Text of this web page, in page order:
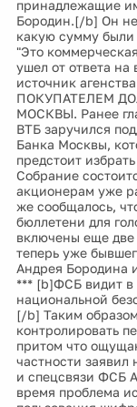
принадлежащие
Бородин.[/b] Он не
какую сумму
"Это
ушел от ответа на
источник
ПОКУПАТЕЛЕМ
МОСКВЫ. Ранее
ВТБ заручился
Банка Москвы,
предстоит
Собрание
акционерам уже
же сообщалось,
бюллетени для
включены еще две
теперь уже
Андрея Бородина
*** [b]ФСБ видит в
национальной
[/b] Таким
контролировать
притом что
частности
и спецсвязи ФСБ
время проблема